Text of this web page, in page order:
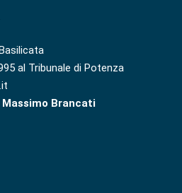
al Tribunale di Potenza
Massimo Brancati